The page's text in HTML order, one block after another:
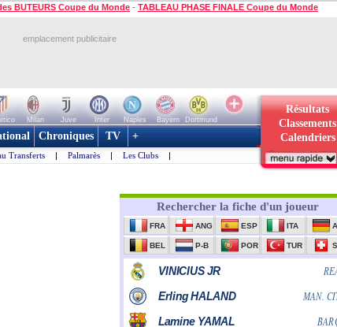
BUTEURS Coupe du Monde - TABLEAU PHASE FINALE Coupe du Monde
emplacement publicitaire
Milan Juve Inter Naples Bayern
Dortmund
Résultats
Classements
Calendriers
Chroniques TV +
Transferts | Palmarès | Les Clubs |